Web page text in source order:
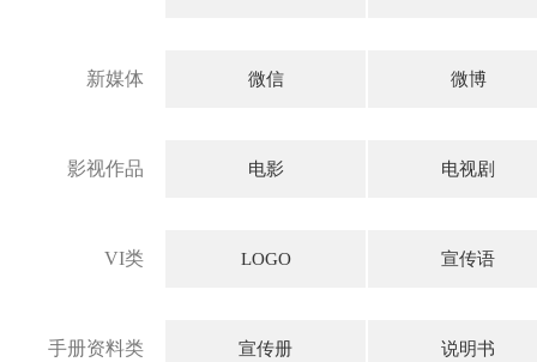
新媒体 微信 微博
影视作品 电影 电视剧
VI类 LOGO 宣传语
手册资料类 宣传册 说明书